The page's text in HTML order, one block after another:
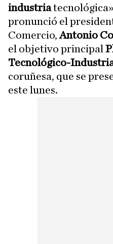
industria
pronunció el
Comercio,Antonio
el objetivo principal
Tecnológico-
coruñesa, que se
este lunes.